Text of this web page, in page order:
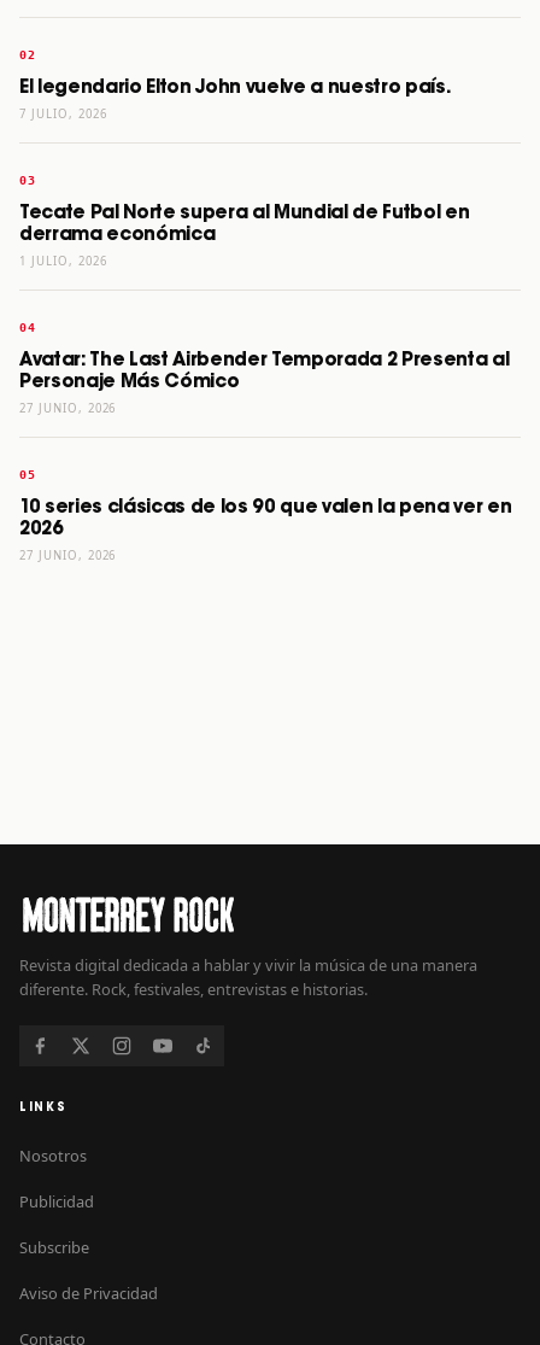
El legendario Elton John vuelve a nuestro país.
7 JULIO, 2026
Tecate Pal Norte supera al Mundial de Futbol en
derrama económica
1 JULIO, 2026
Avatar: The Last Airbender Temporada 2 Presenta al
Personaje Más Cómico
27 JUNIO, 2026
10 series clásicas de los 90 que valen la pena ver en
2026
27 JUNIO, 2026
Revista digital dedicada a hablar y vivir la música de una manera
diferente. Rock, festivales, entrevistas e historias.
LINKS
Nosotros
Publicidad
Subscribe
Aviso de Privacidad
Contacto